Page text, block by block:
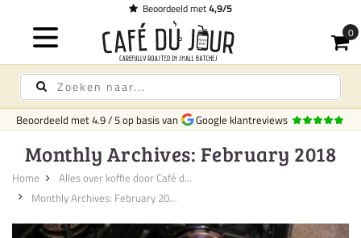
Beoordeeld met4,9/5
Beoordeeld met4.9/5op basis van Google klantreviews
Monthly Archives: February 2018
Home
Alles over koffie door Café d...
Monthly Archives: February 201...